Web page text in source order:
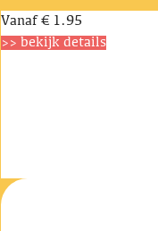
Vanaf € 1.95
>> bekijk details